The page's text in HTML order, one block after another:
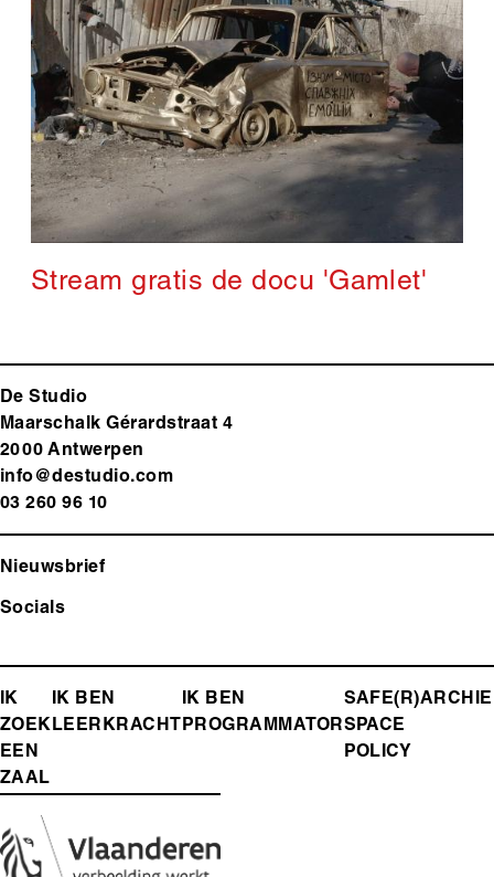
Stream gratis de docu 'Gamlet'
De Studio
Maarschalk Gérardstraat 4
2000 Antwerpen
info@destudio.com
03 260 96 10
Nieuwsbrief
Socials
FOOTER-
MENU
IK
ZOEK
EEN
ZAAL
IK BEN
LEERKRACHT
IK BEN
PROGRAMMATOR
SAFE(R)
SPACE
POLICY
Media
Afbeelding